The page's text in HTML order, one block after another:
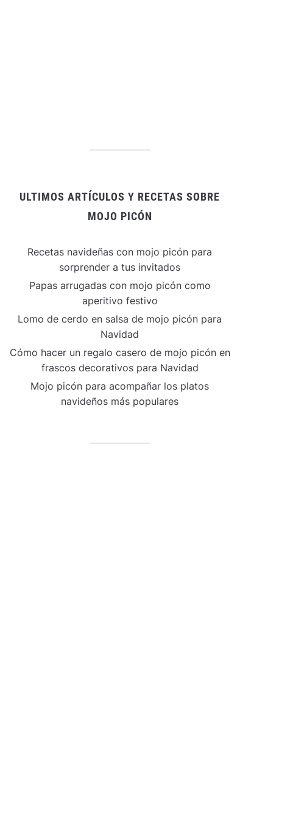
ULTIMOS ARTÍCULOS Y RECETAS SOBRE
MOJO PICÓN
Recetas navideñas con mojo picón para
sorprender a tus invitados
Papas arrugadas con mojo picón como
aperitivo festivo
Lomo de cerdo en salsa de mojo picón para
Navidad
Cómo hacer un regalo casero de mojo picón en
frascos decorativos para Navidad
Mojo picón para acompañar los platos
navideños más populares